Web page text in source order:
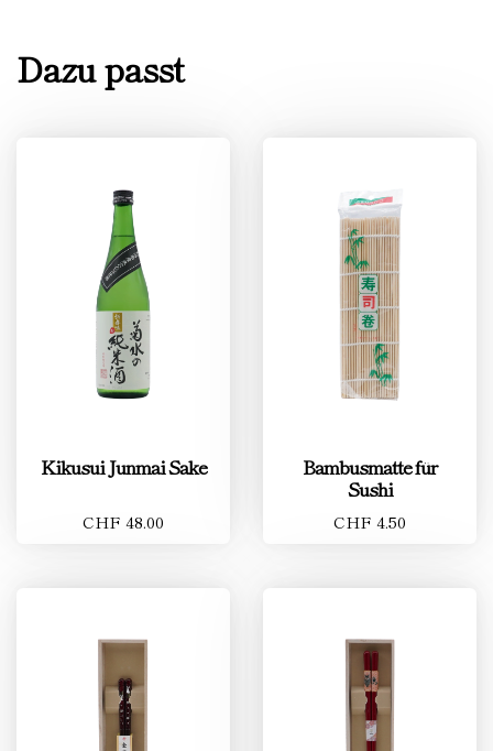
Dazu passt
Kikusui Junmai Sake
CHF 48.00
Bambusmatte für
Sushi
CHF 4.50